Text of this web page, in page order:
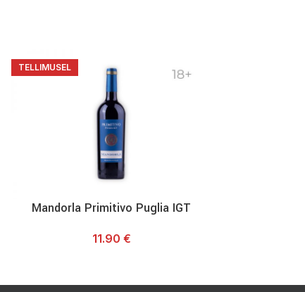
TELLIMUSEL
Mandorla Primitivo Puglia IGT
11.90 €